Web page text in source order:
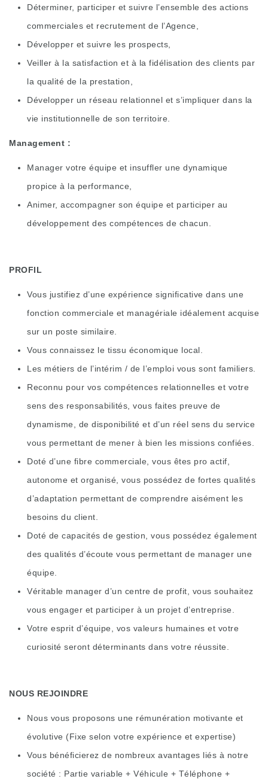
Déterminer, participer et suivre l’ensemble des actions
commerciales et recrutement de l’Agence,
Développer et suivre les prospects,
Veiller à la satisfaction et à la fidélisation des clients par
la qualité de la prestation,
Développer un réseau relationnel et s’impliquer dans la
vie institutionnelle de son territoire.
Management :
Manager votre équipe et insuffler une dynamique
propice à la performance,
Animer, accompagner son équipe et participer au
développement des compétences de chacun.
PROFIL
Vous justifiez d’une expérience significative dans une
fonction commerciale et managériale idéalement acquise
sur un poste similaire.
Vous connaissez le tissu économique local.
Les métiers de l’intérim / de l’emploi vous sont familiers.
Reconnu pour vos compétences relationnelles et votre
sens des responsabilités, vous faites preuve de
dynamisme, de disponibilité et d’un réel sens du service
vous permettant de mener à bien les missions confiées.
Doté d’une fibre commerciale, vous êtes pro actif,
autonome et organisé, vous possédez de fortes qualités
d’adaptation permettant de comprendre aisément les
besoins du client.
Doté de capacités de gestion, vous possédez également
des qualités d’écoute vous permettant de manager une
équipe.
Véritable manager d’un centre de profit, vous souhaitez
vous engager et participer à un projet d’entreprise.
Votre esprit d’équipe, vos valeurs humaines et votre
curiosité seront déterminants dans votre réussite.
NOUS REJOINDRE
Nous vous proposons une rémunération motivante et
évolutive (Fixe selon votre expérience et expertise)
Vous bénéficierez de nombreux avantages liés à notre
société : Partie variable + Véhicule + Téléphone +